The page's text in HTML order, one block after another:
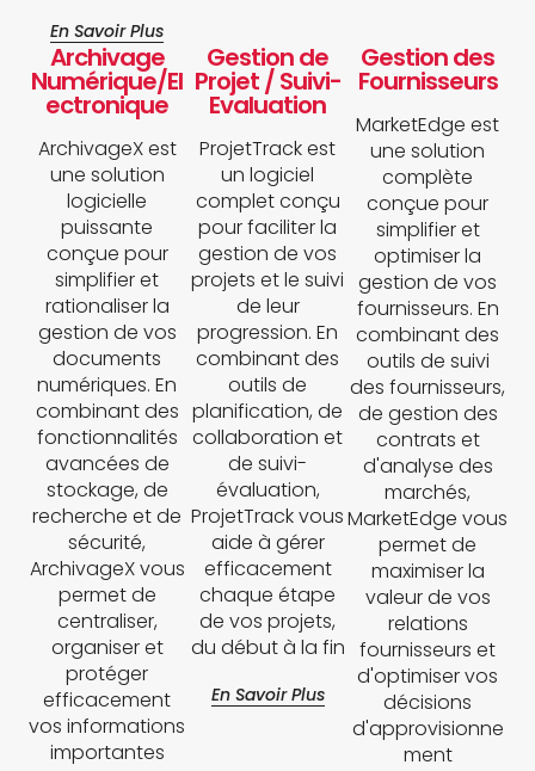
En Savoir Plus
Archivage
Numérique/El
ectronique
ArchivageX est
une solution
logicielle
puissante
conçue pour
simplifier et
rationaliser la
gestion de vos
documents
numériques. En
combinant des
fonctionnalités
avancées de
stockage, de
recherche et de
sécurité,
ArchivageX vous
permet de
centraliser,
organiser et
protéger
efficacement
vos informations
importantes
Gestion de
Projet / Suivi-
Evaluation
ProjetTrack est
un logiciel
complet conçu
pour faciliter la
gestion de vos
projets et le suivi
de leur
progression. En
combinant des
outils de
planification, de
collaboration et
de suivi-
évaluation,
ProjetTrack vous
aide à gérer
efficacement
chaque étape
de vos projets,
du début à la fin
En Savoir Plus
Gestion des
Fournisseurs
MarketEdge est
une solution
complète
conçue pour
simplifier et
optimiser la
gestion de vos
fournisseurs. En
combinant des
outils de suivi
des fournisseurs,
de gestion des
contrats et
d'analyse des
marchés,
MarketEdge vous
permet de
maximiser la
valeur de vos
relations
fournisseurs et
d'optimiser vos
décisions
d'approvisionne
ment